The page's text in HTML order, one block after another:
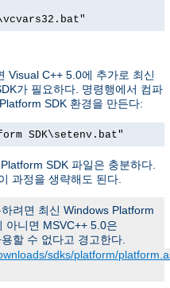
Visual C++ 5.0에 추가로 최신
가 필요하다. 명령행에서 컴파
SDK 환경을 만든다:
SDK\setenv.bat"
SDK 파일은 충분하다.
과정을 생략해도 된다.
려면 최신 Windows Platform
아니면 MSVC++ 5.0은
할 수 없다고 경고한다.
sdks/platform/